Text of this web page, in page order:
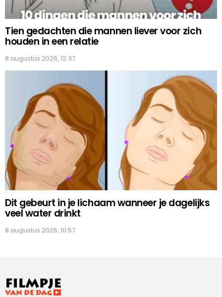
Tien gedachten die mannen liever voor zich
houden in een relatie
8 augustus 2026, 12:37
Dit gebeurt in je lichaam wanneer je dagelijks
veel water drinkt
8 augustus 2026, 10:57